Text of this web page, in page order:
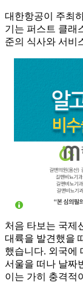
대한항공이 주최
기는 퍼스트 클래
준의 식사와 서비
처음 타보는 국제
대륙을 발견했을
했습니다. 외국에
서울을 떠나 날짜
이는 가히 충격적